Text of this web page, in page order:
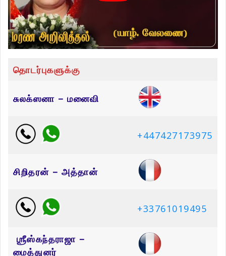
தொடர்புகளுக்கு
சுலக்ஸனா – மனைவி
+447427173975
சிறிதரன் – அத்தான்
+33761019495
ஶ்ரீஸ்கந்தராஜா –
மைத்துனர்